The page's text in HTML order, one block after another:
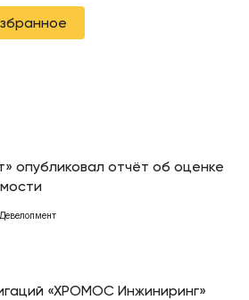
опубликовал отчёт об оценке
«ХРОМОС Инжиниринг»